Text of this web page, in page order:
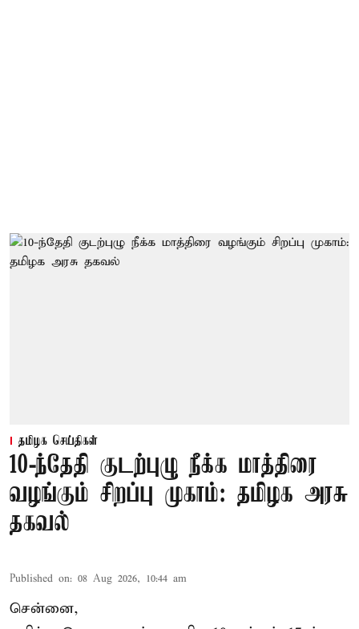
தமிழக செய்திகள்
10-ந்தேதி குடற்புழு நீக்க மாத்திரை
வழங்கும் சிறப்பு முகாம்: தமிழக அரசு
தகவல்
Published on: 08 Aug 2026, 10:44 am
சென்னை,